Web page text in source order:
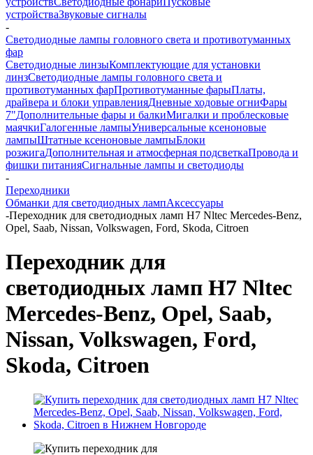
устройстваЗвуковые сигналы
-
Светодиодные лампы головного света и противотуманных
фар
Светодиодные линзыКомплектующие для установки
линзСветодиодные лампы головного света и
противотуманных фарПротивотуманные фарыПлаты,
драйвера и блоки управленияДневные ходовые огниФары
7"Дополнительные фары и балкиМигалки и проблесковые
маячкиГалогенные лампыУниверсальные ксеноновые
лампыШтатные ксеноновые лампыБлоки
розжигаДополнительная и атмосферная подсветкаПровода и
фишки питанияCигнальные лампы и светодиоды
-
Переходники
Обманки для светодиодных лампАксессуары
-Переходник для светодиодных ламп H7 Nltec Mercedes-Benz,
Opel, Saab, Nissan, Volkswagen, Ford, Skoda, Citroen
Переходник для
светодиодных ламп H7 Nltec
Mercedes-Benz, Opel, Saab,
Nissan, Volkswagen, Ford,
Skoda, Citroen